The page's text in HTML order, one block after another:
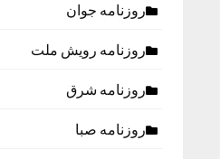
روزنامه جوان
روزنامه رویش ملت
روزنامه شرق
روزنامه صبا